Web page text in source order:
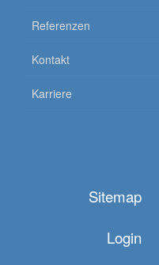
Referenzen
Kontakt
Karriere
Sitemap
Login